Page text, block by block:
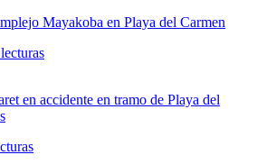
Mayakoba en Playa del Carmen
lecturas
en accidente en tramo de Playa del